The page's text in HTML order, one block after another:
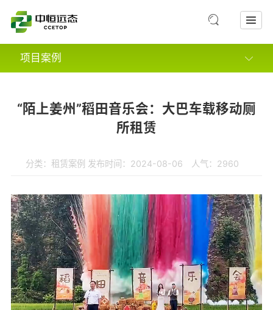
项目案例
景区案例
租赁案例
“陌上姜州”稻田音乐会：大巴车载移动厕
所租赁
分类： 租赁案例 发布时间：2024-08-06 人气：2960